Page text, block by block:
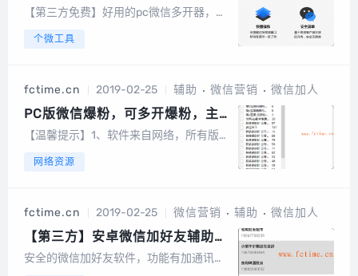
效管理多个微信 消息提示 免扫登
【第三方免费】好用的pc微信多开器，第
信，消息提示，免扫登录优点：1.启动软
别二维码，自动获取下载地址...
个微工具
fctime.cn 2019-02-25 辅助 微信营销 微信加人
PC版微信爆粉，可多开爆粉，主
打急速爆粉，爆群成员，无限添加
【温馨提示】1、软件来自网络，所有版权
责，本站只是提供整理；2、微商类软件
地址可联系技术客服推荐；【软件介绍】
【软件...
网络资源
fctime.cn 2019-02-25 微信营销 辅助 微信加人
【第三方】安卓微信加好友辅助软
件，安全模拟手动添加好友和群好
安全的微信加好友软件，功能有加通讯录